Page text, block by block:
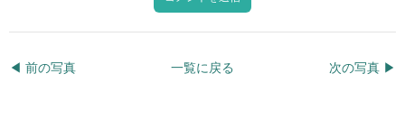
◀︎ 前の写真 次の写真 ▶︎
一覧に戻る